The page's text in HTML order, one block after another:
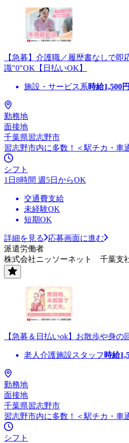
【急募】介護職／履歴書なしで
識"0"OK【日払いOK】
施設・サービス系時給1,500
勤務地
面接地
千葉県習志野市
習志野市内に多数！＜駅チカ・車
シフト
1日8時間 週5日からOK
交通費支給
未経験OK
短期OK
詳細を見る
応募画面に進む
派遣労働者
株式会社ニッソーネット 千葉支社
【急募＆日払いok】お散歩や身の
老人介護施設スタッフ 時給
勤務地
面接地
千葉県習志野市
習志野市内に多数！＜駅チカ・車
シフト